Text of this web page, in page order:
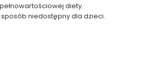
diety.
niedostępny dla dzieci.